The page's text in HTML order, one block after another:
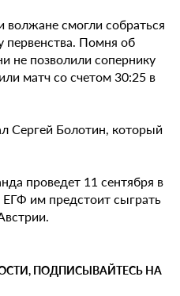
волжане смогли собраться
первенства. Помня об
не позволили сопернику
матч со счетом 30:25 в
Сергей Болотин, который
проведет 11 сентября в
ЕГФ им предстоит сыграть
ПОДПИСЫВАЙТЕСЬ НА